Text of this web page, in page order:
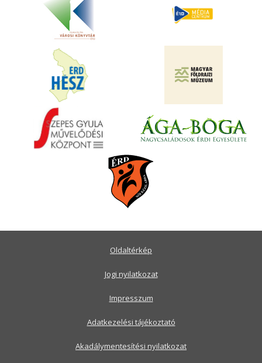
Oldaltérkép
Jogi nyilatkozat
Impresszum
Adatkezelési tájékoztató
Akadálymentesítési nyilatkozat